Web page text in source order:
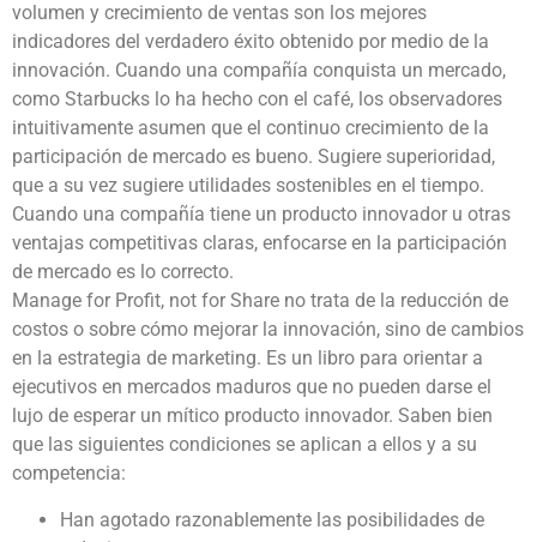
volumen y crecimiento de ventas son los mejores
indicadores del verdadero éxito obtenido por medio de la
innovación. Cuando una compañía conquista un mercado,
como Starbucks lo ha hecho con el café, los observadores
intuitivamente asumen que el continuo crecimiento de la
participación de mercado es bueno. Sugiere superioridad,
que a su vez sugiere utilidades sostenibles en el tiempo.
Cuando una compañía tiene un producto innovador u otras
ventajas competitivas claras, enfocarse en la participación
de mercado es lo correcto.
Manage for Profit, not for Share no trata de la reducción de
costos o sobre cómo mejorar la innovación, sino de cambios
en la estrategia de marketing. Es un libro para orientar a
ejecutivos en mercados maduros que no pueden darse el
lujo de esperar un mítico producto innovador. Saben bien
que las siguientes condiciones se aplican a ellos y a su
competencia:
Han agotado razonablemente las posibilidades de